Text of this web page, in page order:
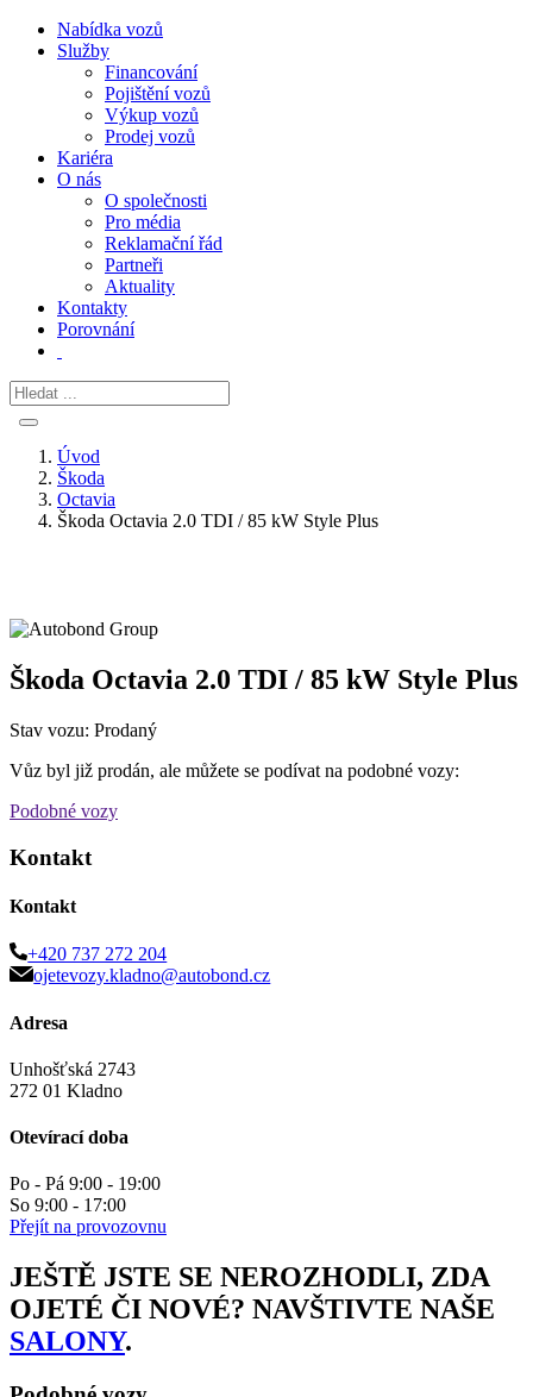
Nabídka vozů
Služby
Financování
Pojištění vozů
Výkup vozů
Prodej vozů
Kariéra
O nás
O společnosti
Pro média
Reklamační řád
Partneři
Aktuality
Kontakty
Porovnání
Úvod
Škoda
Octavia
Škoda Octavia 2.0 TDI / 85 kW Style Plus
Škoda Octavia 2.0 TDI / 85 kW Style Plus
Stav vozu: Prodaný
Vůz byl již prodán, ale můžete se podívat na podobné vozy:
Podobné vozy
Kontakt
Kontakt
+420 737 272 204
ojetevozy.kladno@autobond.cz
Adresa
Unhošťská 2743
272 01 Kladno
Otevírací doba
Po - Pá 9:00 - 19:00
So 9:00 - 17:00
Přejít na provozovnu
JEŠTĚ JSTE SE NEROZHODLI, ZDA
OJETÉ ČI NOVÉ? NAVŠTIVTE NAŠE
SALONY.